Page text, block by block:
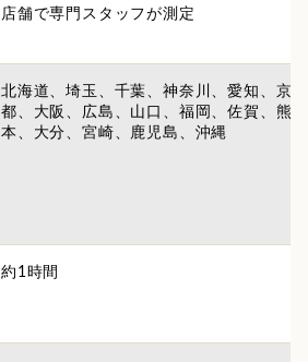
店舗で専門スタッフが測定
北海道、埼玉、千葉、神奈川、愛知、京
都、大阪、広島、山口、福岡、佐賀、熊
本、大分、宮崎、鹿児島、沖縄
約1時間